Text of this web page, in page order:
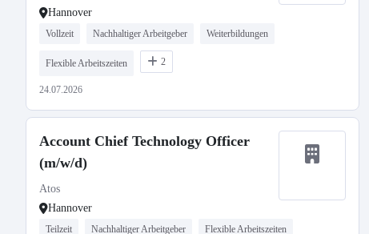
Hannover
Vollzeit Nachhaltiger Arbeitgeber Weiterbildungen
Flexible Arbeitszeiten 2
24.07.2026
Account Chief Technology Officer
(m/w/d)
Atos
Hannover
Teilzeit Nachhaltiger Arbeitgeber Flexible Arbeitszeiten